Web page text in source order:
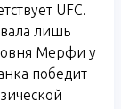
UFC.
лишь
Мерфи у
победит